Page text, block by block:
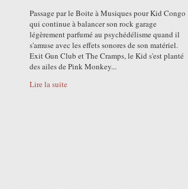
Passage par le Boite à Musiques pour Kid Congo
qui continue à balancer son rock garage
légèrement parfumé au psychédélisme quand il
s'amuse avec les effets sonores de son matériel.
Exit Gun Club et The Cramps, le Kid s'est planté
des ailes de Pink Monkey...
Lire la suite